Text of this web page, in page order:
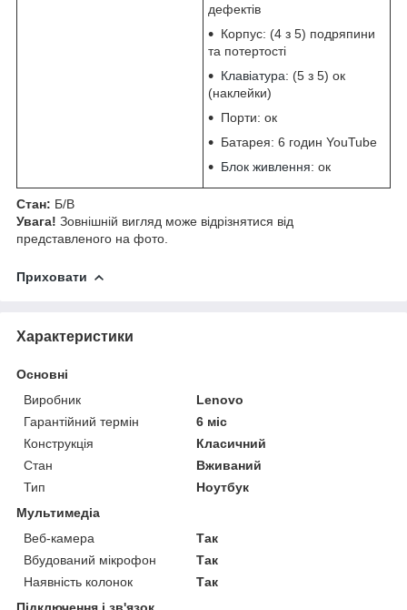
дефектів
Корпус: (4 з 5) подряпини
та потертості
Клавіатура: (5 з 5) ок
(наклейки)
Порти: ок
Батарея: 6 годин YouTube
Блок живлення: ок
Стан: Б/В
Увага! Зовнішній вигляд може відрізнятися від
представленого на фото.
Приховати
Характеристики
Основні
Виробник
Lenovo
Гарантійний термін
6 міс
Конструкція
Класичний
Стан
Вживаний
Тип
Ноутбук
Мультимедіа
Веб-камера
Так
Вбудований мікрофон
Так
Наявність колонок
Так
Підключення і зв'язок